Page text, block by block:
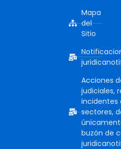
Mapa
del
Sitio
Acciones
judiciales,
incidentes
sectores,
buzón de